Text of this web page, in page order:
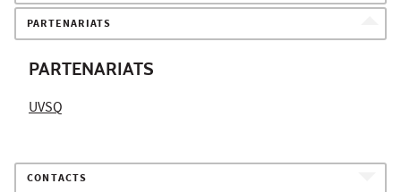
PARTENARIATS
PARTENARIATS
UVSQ
CONTACTS